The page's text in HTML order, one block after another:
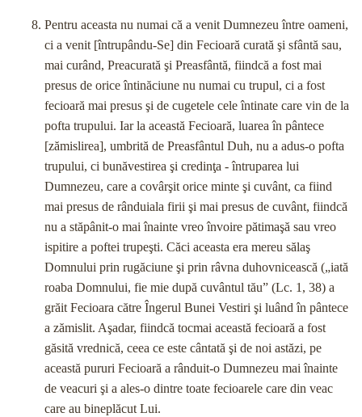
Pentru aceasta nu numai că a venit Dumnezeu între oameni,
ci a venit [întrupându-Se] din Fecioară curată şi sfântă sau,
mai curând, Preacurată şi Preasfântă, fiindcă a fost mai
presus de orice întinăciune nu numai cu trupul, ci a fost
fecioară mai presus şi de cugetele cele întinate care vin de la
pofta trupului. Iar la această Fecioară, luarea în pântece
[zămislirea], umbrită de Preasfântul Duh, nu a adus-o pofta
trupului, ci bunăvestirea şi credinţa - întruparea lui
Dumnezeu, care a covârşit orice minte şi cuvânt, ca fiind
mai presus de rânduiala firii şi mai presus de cuvânt, fiindcă
nu a stăpânit-o mai înainte vreo învoire pătimaşă sau vreo
ispitire a poftei trupeşti. Căci aceasta era mereu sălaş
Domnului prin rugăciune şi prin râvna duhovnicească („iată
roaba Domnului, fie mie după cuvântul tău” (Lc. 1, 38) a
grăit Fecioara către Îngerul Bunei Vestiri şi luând în pântece
a zămislit. Aşadar, fiindcă tocmai această fecioară a fost
găsită vrednică, ceea ce este cântată şi de noi astăzi, pe
această pururi Fecioară a rânduit-o Dumnezeu mai înainte
de veacuri şi a ales-o dintre toate fecioarele care din veac
care au bineplăcut Lui.